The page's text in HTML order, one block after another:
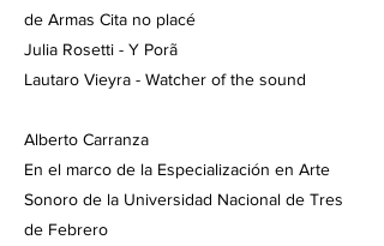
de Armas Cita no placé
Julia Rosetti - Y Porã
Lautaro Vieyra - Watcher of the sound
Alberto Carranza
En el marco de la Especialización en Arte
Sonoro de la Universidad Nacional de Tres
de Febrero